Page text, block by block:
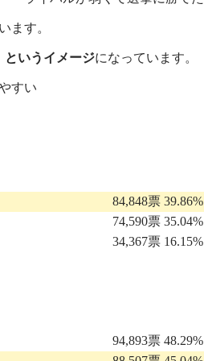
ます。
というイメージになっています。
すい
84,848票 39.86%
74,590票 35.04%
34,367票 16.15%
94,893票 48.29%